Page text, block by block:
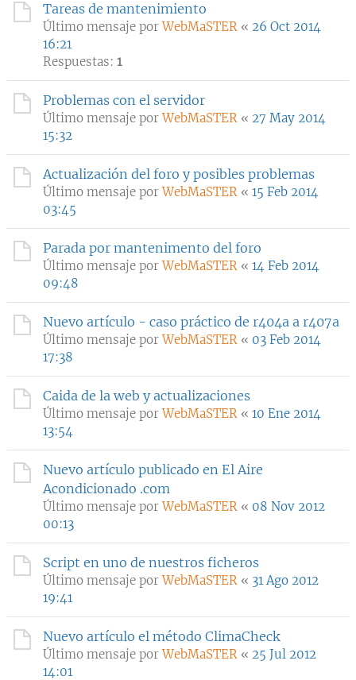
Tareas de mantenimiento
Último mensaje porWebMaSTER « 26 Oct 2014
16:21
Respuestas: 1
Problemas con el servidor
Último mensaje porWebMaSTER « 27 May 2014
15:32
Actualización del foro y posibles problemas
Último mensaje porWebMaSTER « 15 Feb 2014
03:45
Parada por mantenimento del foro
Último mensaje porWebMaSTER « 14 Feb 2014
09:48
Nuevo artículo - caso práctico de r404a a r407a
Último mensaje porWebMaSTER « 03 Feb 2014
17:38
Caida de la web y actualizaciones
Último mensaje porWebMaSTER « 10 Ene 2014
13:54
Nuevo artículo publicado en El Aire
Acondicionado .com
Último mensaje porWebMaSTER « 08 Nov 2012
00:13
Script en uno de nuestros ficheros
Último mensaje porWebMaSTER « 31 Ago 2012
19:41
Nuevo artículo el método ClimaCheck
Último mensaje porWebMaSTER « 25 Jul 2012
14:01